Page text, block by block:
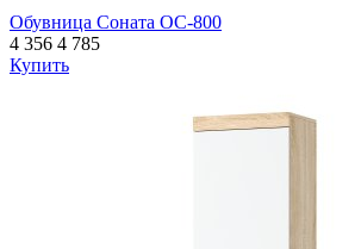
Обувница Соната ОС-800
4 356 4 785
Купить